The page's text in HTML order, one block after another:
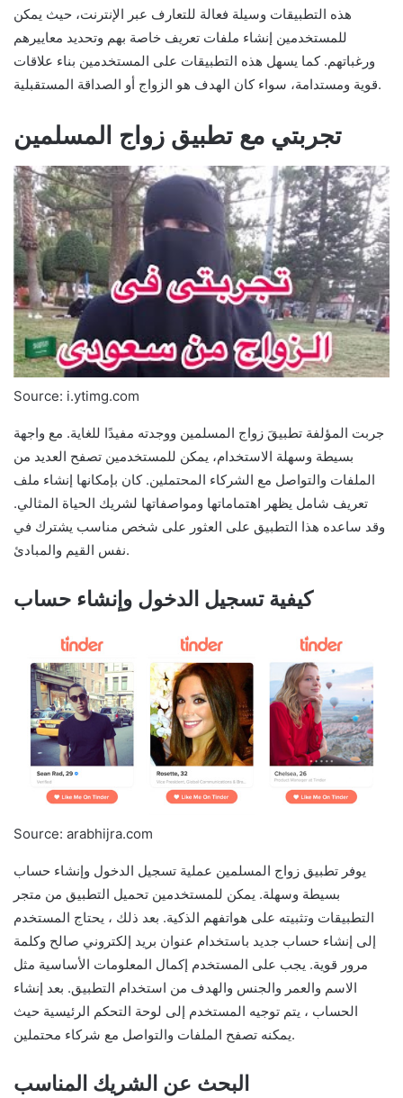
هذه التطبيقات وسيلة فعالة للتعارف عبر الإنترنت، حيث يمكن
للمستخدمين إنشاء ملفات تعريف خاصة بهم وتحديد معاييرهم
ورغباتهم. كما يسهل هذه التطبيقات على المستخدمين بناء علاقات
قوية ومستدامة، سواء كان الهدف هو الزواج أو الصداقة المستقبلية.
تجربتي مع تطبيق زواج المسلمين
Source: i.ytimg.com
جربت المؤلفة تطبيقَ زواج المسلمين ووجدته مفيدًا للغاية. مع واجهة
بسيطة وسهلة الاستخدام، يمكن للمستخدمين تصفح العديد من
الملفات والتواصل مع الشركاء المحتملين. كان بإمكانها إنشاء ملف
تعريف شامل يظهر اهتماماتها ومواصفاتها لشريك الحياة المثالي.
وقد ساعده هذا التطبيق على العثور على شخص مناسب يشترك في
نفس القيم والمبادئ.
كيفية تسجيل الدخول وإنشاء حساب
Source: arabhijra.com
يوفر تطبيق زواج المسلمين عملية تسجيل الدخول وإنشاء حساب
بسيطة وسهلة. يمكن للمستخدمين تحميل التطبيق من متجر
التطبيقات وتثبيته على هواتفهم الذكية. بعد ذلك ، يحتاج المستخدم
إلى إنشاء حساب جديد باستخدام عنوان بريد إلكتروني صالح وكلمة
مرور قوية. يجب على المستخدم إكمال المعلومات الأساسية مثل
الاسم والعمر والجنس والهدف من استخدام التطبيق. بعد إنشاء
الحساب ، يتم توجيه المستخدم إلى لوحة التحكم الرئيسية حيث
يمكنه تصفح الملفات والتواصل مع شركاء محتملين.
البحث عن الشريك المناسب